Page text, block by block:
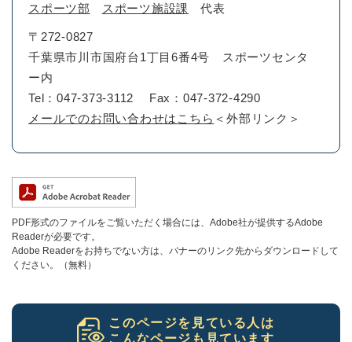
スポーツ部 スポーツ施設課 代表
〒272-0827
千葉県市川市国府台1丁目6番4号 スポーツセンタ
ー内
Tel：047-373-3112
Fax：047-372-4290
メールでのお問い合わせはこちら ＜外部リンク＞
PDF形式のファイルをご覧いただく場合には、Adobe社が提供するAdobe
Readerが必要です。
Adobe Readerをお持ちでない方は、バナーのリンク先からダウンロードして
ください。（無料）
このページを見ている人は
こんなページも見ています